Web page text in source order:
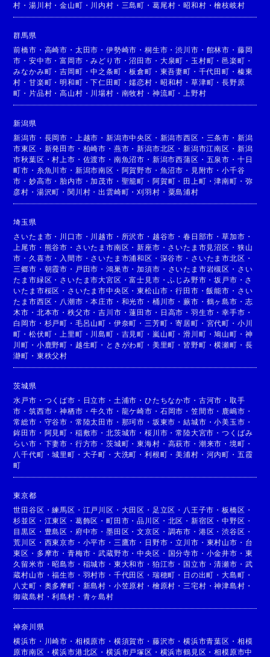
村 ・湯川村 ・金山町 ・ 川内村 ・ 三島町 ・ 葛尾村 ・昭和村 ・檜枝岐村
群馬県
前橋市 ・ 高崎市 ・ 太田市 ・伊勢崎市 ・桐生市 ・渋川市 ・ 館林市 ・ 藤岡
市 ・安中市 ・富岡市 ・みどり市 ・沼田市 ・ 大泉町 ・ 玉村町 ・邑楽町 ・
みなかみ町 ・吉岡町 ・中之条町 ・板倉町 ・ 東吾妻町 ・ 千代田町 ・ 榛東
村 ・甘楽町 ・明和町 ・下仁田町 ・嬬恋村 ・ 昭和村 ・ 草津町 ・長野原
町 ・ 片品村 ・高山村 ・ 川場村 ・ 南牧村 ・ 神流町 ・ 上野村
新潟県
新潟市 ・ 長岡市 ・ 上越市 ・新潟市中央区 ・ 新潟市西区 ・ 三条市 ・ 新潟
市東区 ・ 新発田市 ・ 柏崎市 ・ 燕市 ・新潟市北区 ・新潟市江南区 ・ 新潟
市秋葉区 ・村上市 ・ 佐渡市 ・ 南魚沼市 ・ 新潟市西蒲区 ・ 五泉市 ・ 十日
町市 ・ 糸魚川市 ・ 新潟市南区 ・ 阿賀野市 ・ 魚沼市 ・ 見附市 ・小千谷
市 ・妙高市 ・ 胎内市 ・加茂市 ・ 聖籠町 ・ 阿賀町 ・ 田上町 ・津南町 ・ 弥
彦村 ・ 湯沢町 ・関川村 ・出雲崎町 ・刈羽村 ・ 粟島浦村
埼玉県
さいたま市 ・ 川口市 ・ 川越市 ・ 所沢市 ・ 越谷市 ・春日部市 ・草加市 ・
上尾市 ・ 熊谷市 ・ さいたま市南区 ・新座市 ・ さいたま市見沼区 ・ 狭山
市 ・ 久喜市 ・ 入間市 ・ さいたま市浦和区 ・ 深谷市 ・ さいたま市北区 ・
三郷市 ・ 朝霞市 ・ 戸田市 ・鴻巣市 ・加須市 ・ さいたま市岩槻区 ・ さい
たま市緑区 ・ さいたま市大宮区 ・富士見市 ・ふじみ野市 ・坂戸市 ・ さ
いたま市桜区 ・ さいたま市中央区 ・東松山市 ・行田市 ・飯能市 ・ さい
たま市西区 ・ 八潮市 ・本庄市 ・ 和光市 ・ 桶川市 ・蕨市 ・ 鶴ヶ島市 ・ 志
木市 ・ 北本市 ・秩父市 ・吉川市 ・蓮田市 ・ 日高市 ・ 羽生市 ・幸手市 ・
白岡市 ・ 杉戸町 ・ 毛呂山町 ・ 伊奈町 ・ 三芳町 ・寄居町 ・ 宮代町 ・ 小川
町 ・松伏町 ・ 上里町 ・ 川島町 ・ 吉見町 ・ 嵐山町 ・滑川町 ・鳩山町 ・ 神
川町 ・ 小鹿野町 ・ 越生町 ・ ときがわ町 ・ 美里町 ・ 皆野町 ・横瀬町 ・ 長
瀞町 ・ 東秩父村
茨城県
水戸市 ・ つくば市 ・ 日立市 ・ 土浦市 ・ひたちなか市 ・ 古河市 ・ 取手
市 ・筑西市 ・神栖市 ・牛久市 ・ 龍ケ崎市 ・ 石岡市 ・ 笠間市 ・ 鹿嶋市 ・
常総市 ・ 守谷市 ・ 常陸太田市 ・ 那珂市 ・ 坂東市 ・結城市 ・小美玉市 ・
鉾田市 ・ 阿見町 ・ 稲敷市 ・北茨城市 ・桜川市 ・常陸大宮市 ・つくばみ
らい市 ・ 下妻市 ・ 行方市 ・茨城町 ・東海村 ・ 高萩市 ・ 潮来市 ・ 境町 ・
八千代町 ・城里町 ・ 大子町 ・ 大洗町 ・利根町 ・美浦村 ・ 河内町 ・ 五霞
町
東京都
世田谷区 ・練馬区 ・ 江戸川区 ・ 大田区 ・ 足立区 ・ 八王子市 ・板橋区 ・
杉並区 ・ 江東区 ・ 葛飾区 ・町田市 ・品川区 ・ 北区 ・ 新宿区 ・中野区 ・
目黒区 ・ 豊島区 ・ 府中市 ・墨田区 ・文京区 ・ 調布市 ・ 港区 ・渋谷区 ・
荒川区 ・ 西東京市 ・ 小平市 ・ 三鷹市 ・ 日野市 ・立川市 ・ 東村山市 ・ 台
東区 ・ 多摩市 ・青梅市 ・武蔵野市 ・中央区 ・ 国分寺市 ・ 小金井市 ・ 東
久留米市 ・昭島市 ・ 稲城市 ・ 東大和市 ・ 狛江市 ・ 国立市 ・清瀬市 ・ 武
蔵村山市 ・福生市 ・ 羽村市 ・ 千代田区 ・ 瑞穂町 ・ 日の出町 ・大島町 ・
八丈町 ・ 奥多摩町 ・ 新島村 ・ 小笠原村 ・ 檜原村 ・ 三宅村 ・神津島村 ・
御蔵島村 ・利島村 ・ 青ヶ島村
神奈川県
横浜市 ・ 川崎市 ・ 相模原市 ・ 横須賀市 ・ 藤沢市 ・横浜市青葉区 ・ 相模
原市南区 ・横浜市港北区 ・横浜市戸塚区 ・ 横浜市鶴見区 ・相模原市中